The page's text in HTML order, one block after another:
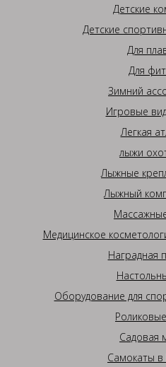
Детские
Детские
Для
Для
Зимний
Игровые
Легкая
лыжи
Лыжные
Лыжный
Медицинское
Наградная
Оборудование для
Садовая
Самокаты в